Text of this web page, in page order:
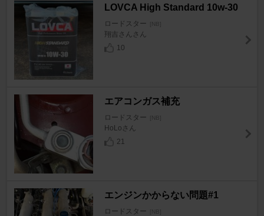
LOVCA High Standard 10w-30
ロードスター [NB]
翔吉さんさん
10
エアコンガス補充
ロードスター [NB]
HoLoさん
21
エンジンかからない問題#1
ロードスター [NB]